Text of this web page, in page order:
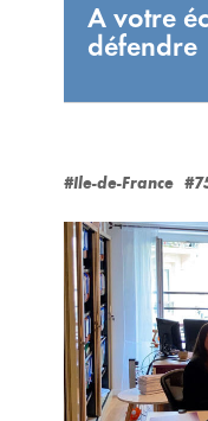
A votre
défendre
#Ile-de-France